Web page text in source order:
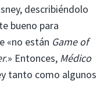
describiéndolo
bueno para
«no están Game of
.» Entonces, Médico
tanto como algunos